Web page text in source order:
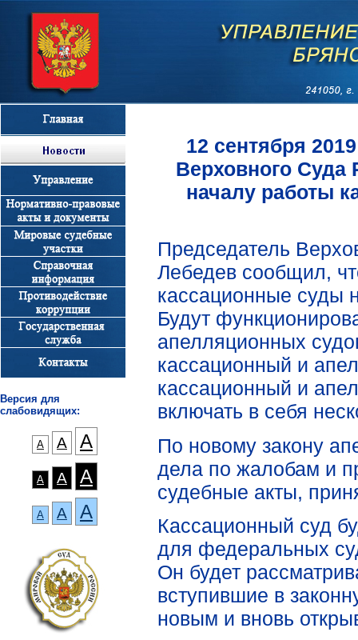
Версия для
слабовидящих:
А А А
А А А
А А А
12 сентября
Верховного Суда
началу работы
Председатель
Лебедев сообщил,
кассационные суды
Будут
апелляционных
кассационный и
кассационный и
включать в себя
По новому закону
дела по жалобам и
судебные акты,
Кассационный суд
для федеральных
Он будет
вступившие в
новым и вновь